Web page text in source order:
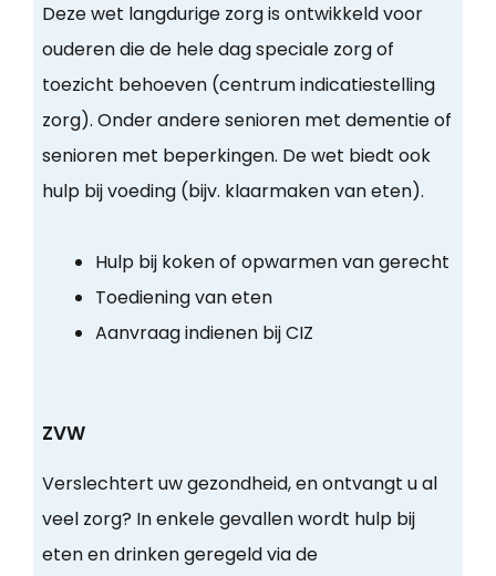
Deze wet langdurige zorg is ontwikkeld voor
ouderen die de hele dag speciale zorg of
toezicht behoeven (centrum indicatiestelling
zorg). Onder andere senioren met dementie of
senioren met beperkingen. De wet biedt ook
hulp bij voeding (bijv. klaarmaken van eten).
Hulp bij koken of opwarmen van gerecht
Toediening van eten
Aanvraag indienen bij CIZ
ZVW
Verslechtert uw gezondheid, en ontvangt u al
veel zorg? In enkele gevallen wordt hulp bij
eten en drinken geregeld via de